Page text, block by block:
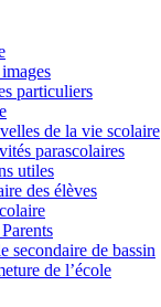
particuliers
de la vie scolaire
parascolaires
utiles
des élèves
secondaire de bassin
de l’école